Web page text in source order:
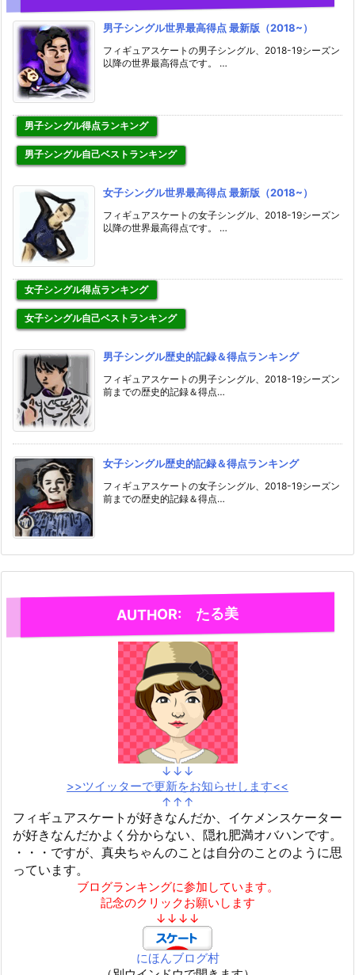
男子シングル世界最高得点 最新版（2018~）
フィギュアスケートの男子シングル、2018-19シーズン
以降の世界最高得点です。 …
男子シングル得点ランキング
男子シングル自己ベストランキング
女子シングル世界最高得点 最新版（2018~）
フィギュアスケートの女子シングル、2018-19シーズン
以降の世界最高得点です。 …
女子シングル得点ランキング
女子シングル自己ベストランキング
男子シングル歴史的記録＆得点ランキング
フィギュアスケートの男子シングル、2018-19シーズン
前までの歴史的記録＆得点…
女子シングル歴史的記録＆得点ランキング
フィギュアスケートの女子シングル、2018-19シーズン
前までの歴史的記録＆得点…
AUTHOR: たる美
↓↓↓
>>ツイッターで更新をお知らせします<<
↑↑↑
フィギュアスケートが好きなんだか、イケメンスケーター
が好きなんだかよく分からない、隠れ肥満オバハンです。
・・・ですが、真央ちゃんのことは自分のことのように思
っています。
ブログランキングに参加しています。
記念のクリックお願いします
↓↓↓↓
にほんブログ村